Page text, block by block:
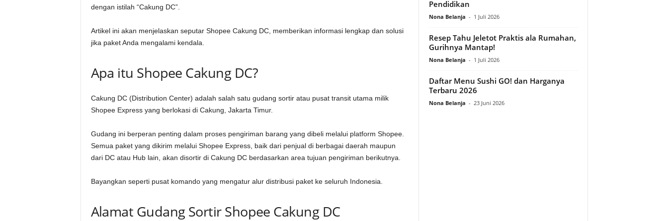
dengan istilah “Cakung DC”.
Artikel ini akan menjelaskan seputar Shopee Cakung DC, memberikan informasi lengkap dan solusi
jika paket Anda mengalami kendala.
Apa itu Shopee Cakung DC?
Cakung DC (Distribution Center) adalah salah satu gudang sortir atau pusat transit utama milik
Shopee Express yang berlokasi di Cakung, Jakarta Timur.
Gudang ini berperan penting dalam proses pengiriman barang yang dibeli melalui platform Shopee.
Semua paket yang dikirim melalui Shopee Express, baik dari penjual di berbagai daerah maupun
dari DC atau Hub lain, akan disortir di Cakung DC berdasarkan area tujuan pengiriman berikutnya.
Bayangkan seperti pusat komando yang mengatur alur distribusi paket ke seluruh Indonesia.
Alamat Gudang Sortir Shopee Cakung DC
Pendidikan
Nona Belanja - 1 Juli 2026
Resep Tahu Jeletot Praktis ala Rumahan,
Gurihnya Mantap!
Nona Belanja - 1 Juli 2026
Daftar Menu Sushi GO! dan Harganya
Terbaru 2026
Nona Belanja - 23 Juni 2026